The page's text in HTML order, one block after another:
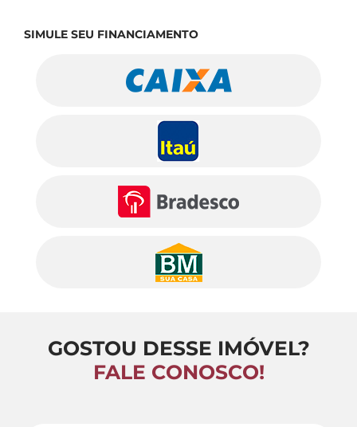
SIMULE SEU FINANCIAMENTO
GOSTOU DESSE IMÓVEL?
FALE CONOSCO!